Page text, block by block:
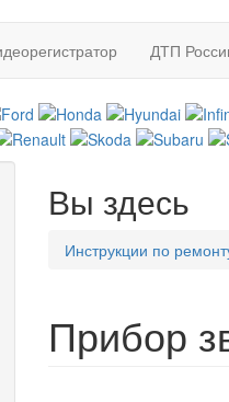
ДТП
Вы здесь
Инструкции по
Прибор